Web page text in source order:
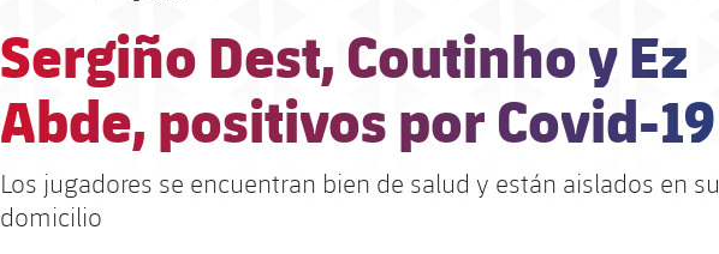
Sergiño Dest, Coutinho y Ez
Abde, positivos por Covid-19
Los jugadores se encuentran bien de salud y están aislados en su
domicilio